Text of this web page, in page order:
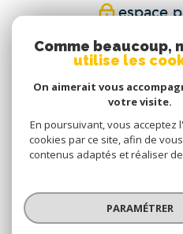
espace
Comme beaucoup,
utilise les
On aimerait vous
votre visite.
En poursuivant, vous acceptez
cookies par ce site, afin de
contenus adaptés et réaliser
PARAMÉTRER